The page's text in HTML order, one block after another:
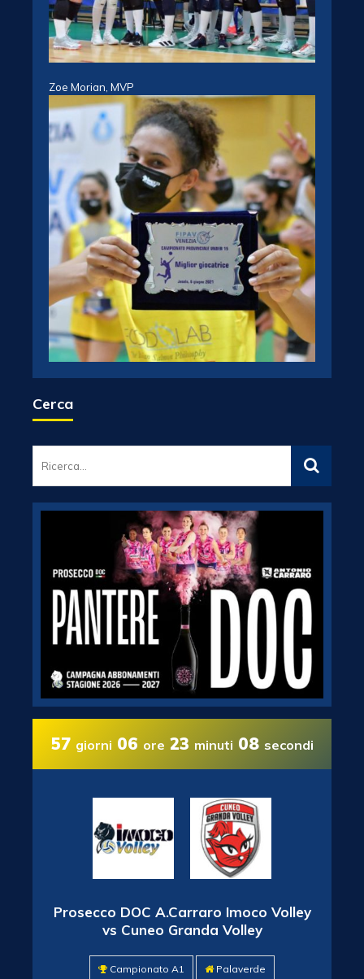
Zoe Morian, MVP
Cerca
57 giorni 06 ore 23 minuti 07 secondi
Prosecco DOC A.Carraro Imoco Volley
vs Cuneo Granda Volley
Campionato A1 Palaverde